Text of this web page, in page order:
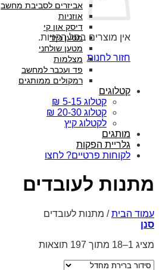
אין מוצרים בסל הקניות.
חזור לחנות
אביזרים לסביבת מחשב
אוזניות
דיסק און קי
מטען נייד
מטען שולחני
מצלמות
פד ועכבר למחשב
רמקולים ממותגים
קטלוגים
קטלוג 5-15 ₪
קטלוג 20-30 ₪
לקטלוג קיץ
מותגים
גלריית הפקות
לקוחות פרטיים? לחצו
מתנות לעובדים
עמוד הבית / מתנות לעובדים
סנן
מציג 1–18 מתוך 197 תוצאות